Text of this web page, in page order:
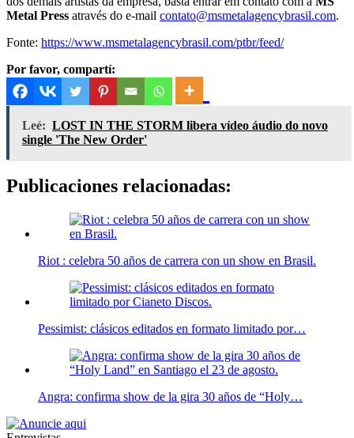
Metal Press através do e-mail contato@msmetalagencybrasil.com.
Fonte: https://www.msmetalagencybrasil.com/ptbr/feed/
Por favor, compartí:
Leé: LOST IN THE STORM libera vídeo áudio do novo
single 'The New Order'
Publicaciones relacionadas:
Riot : celebra 50 años de carrera con un show en Brasil.
Pessimist: clásicos editados en formato limitado por…
Angra: confirma show de la gira 30 años de “Holy…